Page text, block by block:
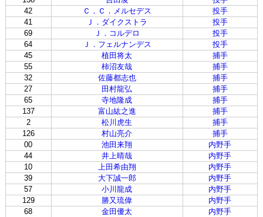
42
Ｃ．Ｃ．メルセデス
投手
41
Ｊ．ダイクストラ
投手
69
Ｊ．コルデロ
投手
64
Ｊ．フェルナンデス
投手
45
植田将太
捕手
55
柿沼友哉
捕手
32
佐藤都志也
捕手
27
田村龍弘
捕手
65
寺地隆成
捕手
137
富山紘之進
捕手
2
松川虎生
捕手
126
村山亮介
捕手
00
池田来翔
内野手
44
井上晴哉
内野手
10
上田希由翔
内野手
39
大下誠一郎
内野手
57
小川龍成
内野手
129
勝又琉偉
内野手
68
金田優太
内野手